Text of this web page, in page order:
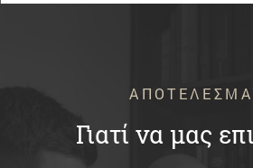
Γιατί να μας